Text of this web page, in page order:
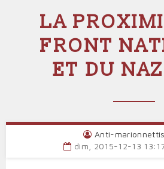
LA
FRONT
ET DU
Anti-
dim, 2015-12-13